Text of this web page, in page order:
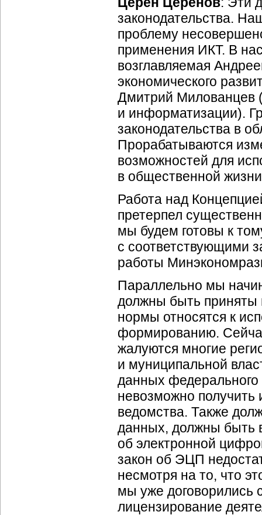
законодательства.
проблему
применения ИКТ. В
возглавляемая
экономического
Дмитрий Милованцев
и информатизации).
законодательства в
Прорабатываются
возможностей для
в общественной
Работа над
претерпел
мы будем готовы к
с соответствующими
работы
Параллельно мы
должны быть приняты
нормы относятся к
формированию.
жалуются многие
и муниципальной
данных
невозможно получить
ведомства. Также
данных, должны быть
об электронной
закон об ЭЦП
несмотря на то, что
мы уже договорились
лицензирование